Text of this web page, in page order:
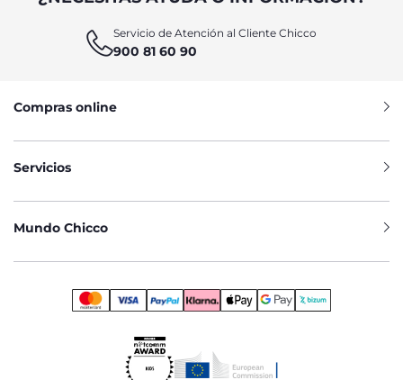
Servicio de Atención al Cliente Chicco
900 81 60 90
Compras online
Servicios
Mundo Chicco